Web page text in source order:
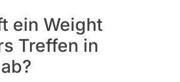
ein Weight
Treffen in